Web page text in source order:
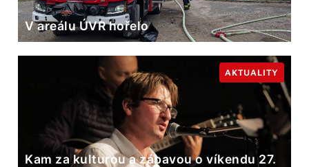
V areálu ÚVR hořelo
Kam za kulturou a zábavou o víkendu 27.
AKTUALITY